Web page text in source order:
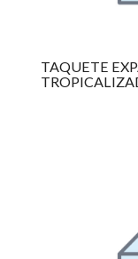
TAQUETE